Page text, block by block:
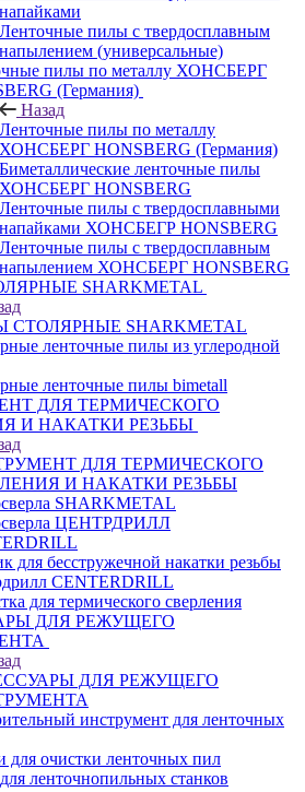
напайками
Ленточные пилы с твердосплавным
напылением (универсальные)
пилы по металлу ХОНСБЕРГ
(Германия)
Назад
Ленточные пилы по металлу
ХОНСБЕРГ HONSBERG (Германия)
Биметаллические ленточные пилы
ХОНСБЕРГ HONSBERG
Ленточные пилы с твердосплавными
напайками ХОНСБЕГР HONSBERG
Ленточные пилы с твердосплавным
напылением ХОНСБЕРГ HONSBERG
SHARKMETAL
СТОЛЯРНЫЕ SHARKMETAL
ленточные пилы из углеродной
ленточные пилы bimetall
ДЛЯ ТЕРМИЧЕСКОГО
И НАКАТКИ РЕЗЬБЫ
ДЛЯ ТЕРМИЧЕСКОГО
И НАКАТКИ РЕЗЬБЫ
SHARKMETAL
ЦЕНТРДРИЛЛ
для бесстружечной накатки резьбы
CENTERDRILL
для термического сверления
ДЛЯ РЕЖУЩЕГО
ДЛЯ РЕЖУЩЕГО
инструмент для ленточных
для очистки ленточных пил
ленточнопильных станков